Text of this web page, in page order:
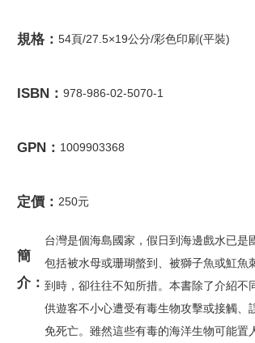
規格： 54頁/27.5×19公分/彩色印刷(平裝)
ISBN： 978-986-02-5070-1
GPN： 1009903368
定價： 250元
簡
介：
台灣是個海島國家，假日到海邊戲水已是
包括被水母或珊瑚螫到、被獅子魚或魟
到時，卻往往不知所措。本書除了介紹
供遊客不小心遭受有毒生物攻擊或接觸
免死亡。雖然這些有毒的海洋生物可能